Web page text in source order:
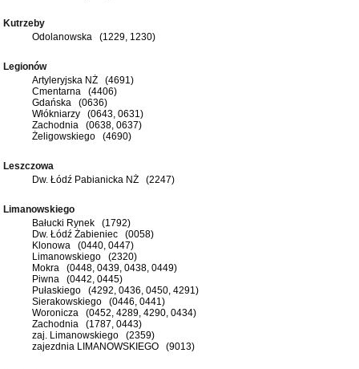
Kutrzeby
Odolanowska (1229, 1230)
Legionów
Artyleryjska NŻ (4691)
Cmentarna (4406)
Gdańska (0636)
Włókniarzy (0643, 0631)
Zachodnia (0638, 0637)
Żeligowskiego (4690)
Leszczowa
Dw. Łódź Pabianicka NŻ (2247)
Limanowskiego
Bałucki Rynek (1792)
Dw. Łódź Żabieniec (0058)
Klonowa (0440, 0447)
Limanowskiego (2320)
Mokra (0448, 0439, 0438, 0449)
Piwna (0442, 0445)
Pułaskiego (4292, 0436, 0450, 4291)
Sierakowskiego (0446, 0441)
Woronicza (0452, 4289, 4290, 0434)
Zachodnia (1787, 0443)
zaj. Limanowskiego (2359)
zajezdnia LIMANOWSKIEGO (9013)